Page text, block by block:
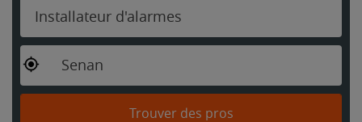
Installateur d'alarmes
Senan
Trouver des pros